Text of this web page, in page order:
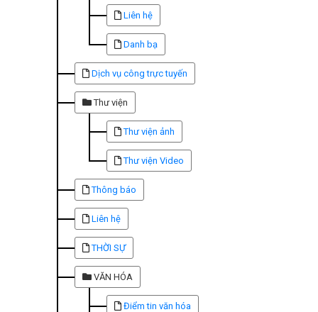
Liên hệ
Danh bạ
Dịch vụ công trực tuyến
Thư viện
Thư viện ảnh
Thư viện Video
Thông báo
Liên hệ
THỜI SỰ
VĂN HÓA
Điểm tin văn hóa